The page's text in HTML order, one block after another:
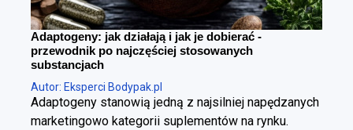
Adaptogeny: jak działają i jak je dobierać -
przewodnik po najczęściej stosowanych
substancjach
Autor: Eksperci Bodypak.pl
Adaptogeny stanowią jedną z najsilniej napędzanych
marketingowo kategorii suplementów na rynku.